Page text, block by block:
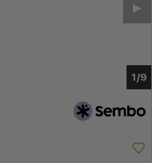
1/5
▶︎